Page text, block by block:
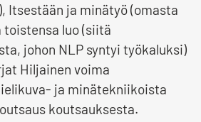
Itsestään ja minätyö (omasta
toistensa luo (siitä
johon NLP syntyi työkaluksi)
Hiljainen voima
ja minätekniikoista
koutsauksesta.